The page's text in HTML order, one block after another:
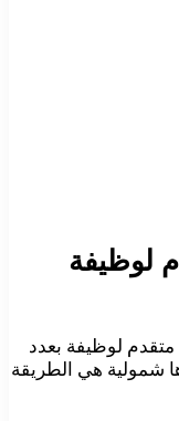
لوظيفة
لوظيفة بعدد
شمولية هي الطريقة